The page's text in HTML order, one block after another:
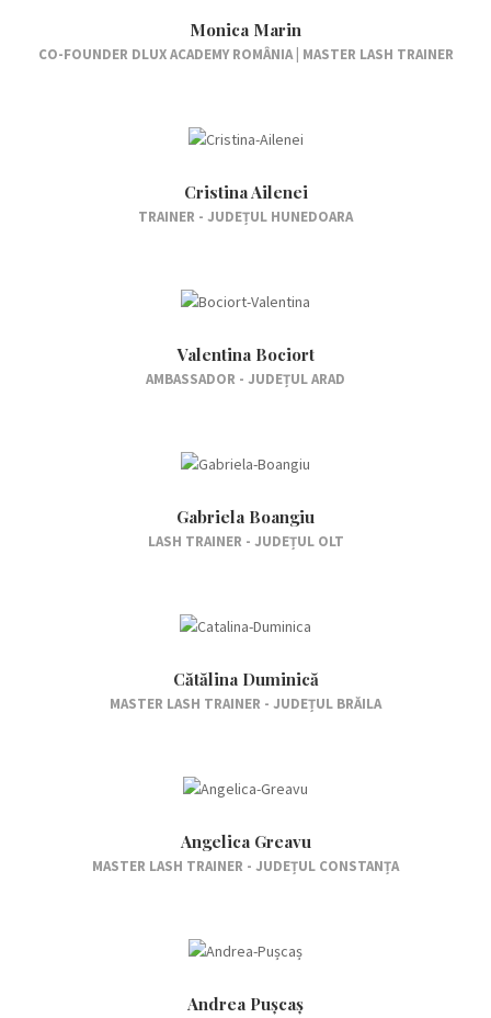
Monica Marin
CO-FOUNDER DLUX ACADEMY ROMÂNIA | MASTER LASH TRAINER
Cristina Ailenei
TRAINER - JUDEȚUL HUNEDOARA
Valentina Bociort
AMBASSADOR - JUDEȚUL ARAD
Gabriela Boangiu
LASH TRAINER - JUDEȚUL OLT
Cătălina Duminică
MASTER LASH TRAINER - JUDEȚUL BRĂILA
Angelica Greavu
MASTER LASH TRAINER - JUDEȚUL CONSTANȚA
Andrea Pușcaș